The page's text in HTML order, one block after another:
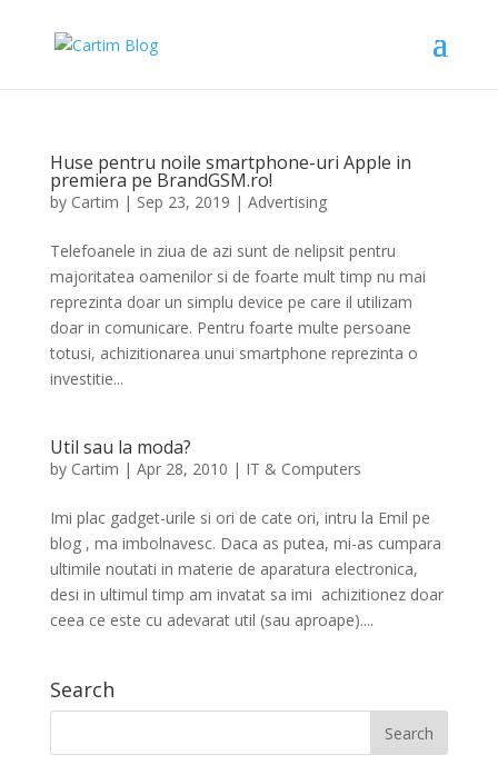
Huse pentru noile smartphone-uri Apple in
premiera pe BrandGSM.ro!
by Cartim | Sep 23, 2019 | Advertising
Telefoanele in ziua de azi sunt de nelipsit pentru
majoritatea oamenilor si de foarte mult timp nu mai
reprezinta doar un simplu device pe care il utilizam
doar in comunicare. Pentru foarte multe persoane
totusi, achizitionarea unui smartphone reprezinta o
investitie...
Util sau la moda?
by Cartim | Apr 28, 2010 | IT & Computers
Imi plac gadget-urile si ori de cate ori, intru la Emil pe
blog , ma imbolnavesc. Daca as putea, mi-as cumpara
ultimile noutati in materie de aparatura electronica,
desi in ultimul timp am invatat sa imi achizitionez doar
ceea ce este cu adevarat util (sau aproape)....
Search